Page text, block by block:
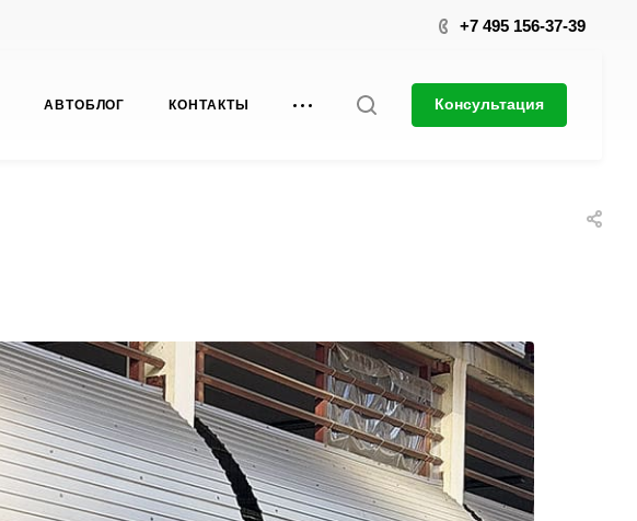
+7 495 156-37-39
АВТОБЛОГ КОНТАКТЫ Консультация